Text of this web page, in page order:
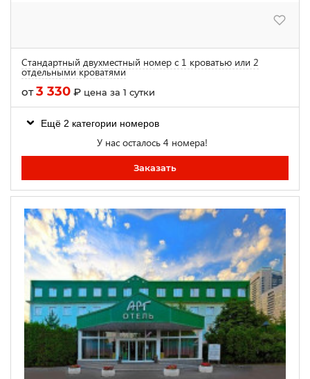
Стандартный двухместный номер с 1 кроватью или 2
отдельными кроватями
от3 330 ₽ цена за 1 сутки
Ещё 2 категории номеров
У нас осталось 4 номера!
Заказать